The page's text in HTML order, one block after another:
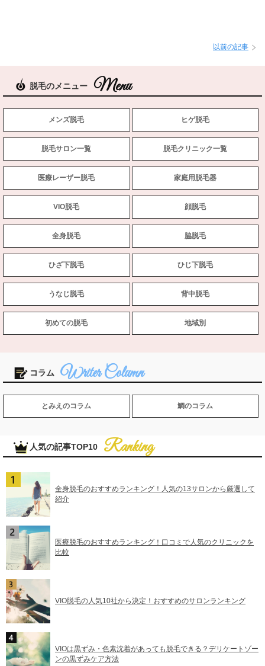
以前の記事
脱毛のメニュー
メンズ脱毛 ヒゲ脱毛
脱毛サロン一覧 脱毛クリニック一覧
医療レーザー脱毛 家庭用脱毛器
VIO脱毛 顔脱毛
全身脱毛 脇脱毛
ひざ下脱毛 ひじ下脱毛
うなじ脱毛 背中脱毛
初めての脱毛 地域別
コラム
とみえのコラム 鯛のコラム
人気の記事TOP10
全身脱毛のおすすめランキング！人気の13サロンから厳選して
紹介
医療脱毛のおすすめランキング！口コミで人気のクリニックを
比較
VIO脱毛の人気10社から決定！おすすめのサロンランキング
VIOは黒ずみ・色素沈着があっても脱毛できる？デリケートゾー
ンの黒ずみケア方法